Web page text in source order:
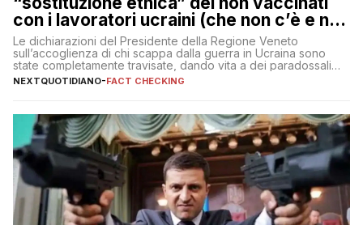
con i lavoratori ucraini (che non c’è e non
ci sarà)
Le dichiarazioni del Presidente della Regione Veneto
sull’accoglienza di chi scappa dalla guerra in Ucraina sono
state completamente travisate, dando vita a dei paradossali
falsi che girano sui social
NEXTQUOTIDIANO-FACT CHECKING